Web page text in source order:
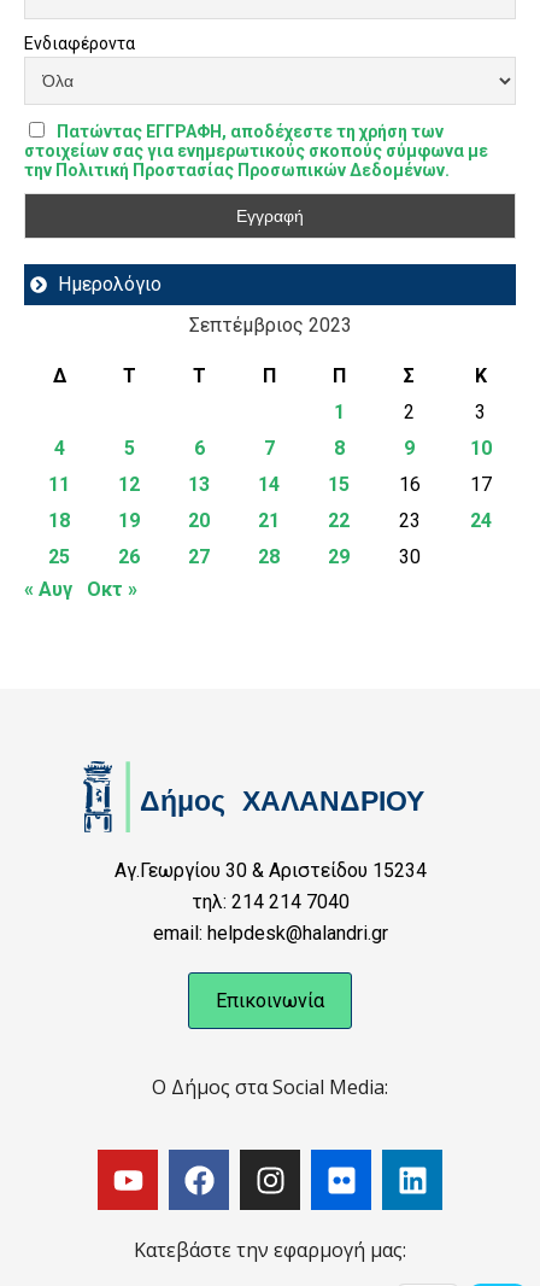
Ενδιαφέροντα
Πατώντας ΕΓΓΡΑΦΗ, αποδέχεστε τη χρήση των
στοιχείων σας για ενημερωτικούς σκοπούς σύμφωνα με
την Πολιτική Προστασίας Προσωπικών Δεδομένων.
Ημερολόγιο
Σεπτέμβριος 2023
Δ Τ Τ Π Π Σ
Κ
1
2
3
4
5 6 7 8 9
10
11
12 13 14 15 16
17
18
19 20 21 22 23
24
25
26 27 28 29
30
« Αυγ
Οκτ »
Αγ.Γεωργίου 30 & Αριστείδου 15234
τηλ: 214 214 7040
email: helpdesk@halandri.gr
Επικοινωνία
Ο Δήμος στα Social Media:
Κατεβάστε την εφαρμογή μας: